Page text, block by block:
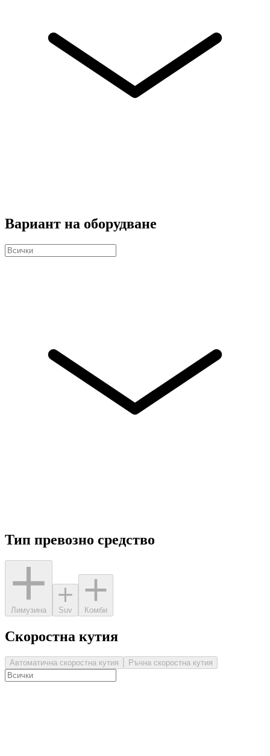
Вариант на оборудване
Тип превозно средство
Лимузина Suv Комби
Скоростна кутия
Автоматична скоростна кутия Ръчна скоростна кутия